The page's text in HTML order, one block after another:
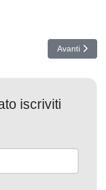
Nuova falla critica
Articolo
Avanti
iscriviti